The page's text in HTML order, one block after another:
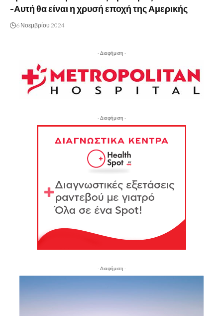
-Αυτή θα είναι η χρυσή εποχή της Αμερικής
6 Νοεμβρίου 2024
- Διαφήμιση -
- Διαφήμιση -
- Διαφήμιση -